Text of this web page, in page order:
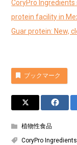
CoryPro
protein facility in
Guar protein: New,
ブックマーク
植物性食品
CoryPro Ingredients